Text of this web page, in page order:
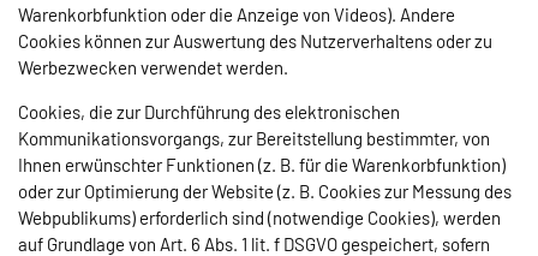
Warenkorbfunktion oder die Anzeige von Videos). Andere
Cookies können zur Auswertung des Nutzerverhaltens oder zu
Werbezwecken verwendet werden.
Cookies, die zur Durchführung des elektronischen
Kommunikationsvorgangs, zur Bereitstellung bestimmter, von
Ihnen erwünschter Funktionen (z. B. für die Warenkorbfunktion)
oder zur Optimierung der Website (z. B. Cookies zur Messung des
Webpublikums) erforderlich sind (notwendige Cookies), werden
auf Grundlage von Art. 6 Abs. 1 lit. f DSGVO gespeichert, sofern